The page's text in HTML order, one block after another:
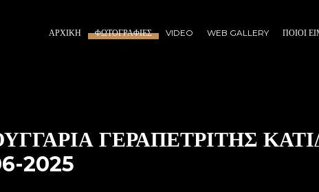
ΑΡΧΙΚΉ ΦΩΤΟΓΡΑΦΊΕΣ VIDEO WEB GALLERY ΠΟΙΟΙ
ΓΕΡΑΠΕΤΡΙΤΗΣ
2025